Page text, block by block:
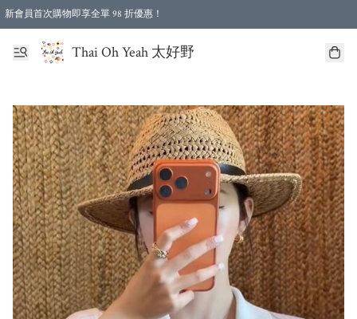
新會員首次購物即享全單 98 折優惠！
特選會員可享全單低至 96 折優惠！
Thai Oh Yeah 太好野